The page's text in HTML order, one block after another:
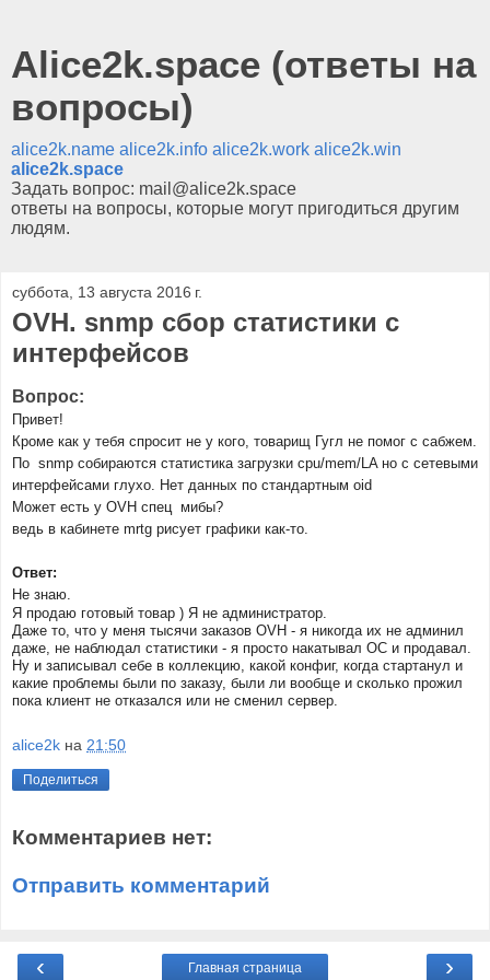
Alice2k.space (ответы на
вопросы)
alice2k.name alice2k.info alice2k.work alice2k.win
alice2k.space
Задать вопрос: mail@alice2k.space
ответы на вопросы, которые могут пригодиться другим
людям.
суббота, 13 августа 2016 г.
OVH. snmp сбор статистики с
интерфейсов
Вопрос:
Привет!
Кроме как у тебя спросит не у кого, товарищ Гугл не помог с сабжем.
По snmp собираются статистика загрузки cpu/mem/LA но с сетевыми
интерфейсами глухо. Нет данных по стандартным oid
Может есть у OVH спец мибы?
ведь в кабинете mrtg рисует графики как-то.
Ответ:
Не знаю.
Я продаю готовый товар ) Я не администратор.
Даже то, что у меня тысячи заказов OVH - я никогда их не админил
даже, не наблюдал статистики - я просто накатывал ОС и продавал.
Ну и записывал себе в коллекцию, какой конфиг, когда стартанул и
какие проблемы были по заказу, были ли вообще и сколько прожил
пока клиент не отказался или не сменил сервер.
alice2k на 21:50
Поделиться
Комментариев нет:
Отправить комментарий
‹ ›
Главная страница